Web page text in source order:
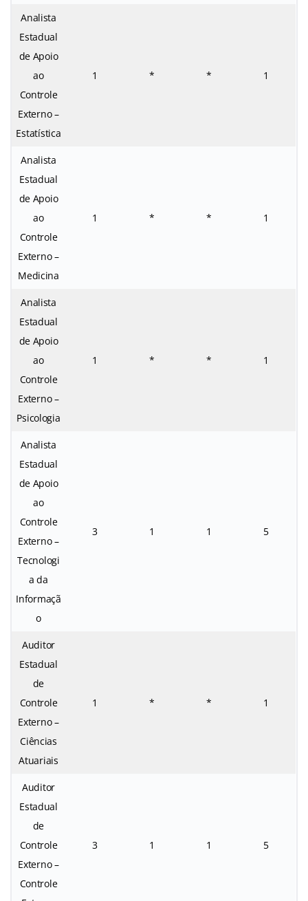
Analista
Estadual
de Apoio
ao
Controle
Externo –
Estatística
1 * * 1
Analista
Estadual
de Apoio
ao
Controle
Externo –
Medicina
1 * * 1
Analista
Estadual
de Apoio
ao
Controle
Externo –
Psicologia
1 * * 1
Analista
Estadual
de Apoio
ao
Controle
Externo –
Tecnologi
a da
Informaçã
o
3 1 1 5
Auditor
Estadual
de
Controle
Externo –
Ciências
Atuariais
1 * * 1
Auditor
Estadual
de
Controle
Externo –
Controle
3 1 1 5